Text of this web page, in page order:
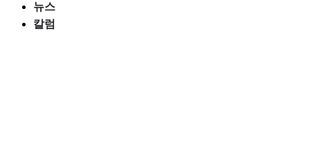
뉴스
칼럼